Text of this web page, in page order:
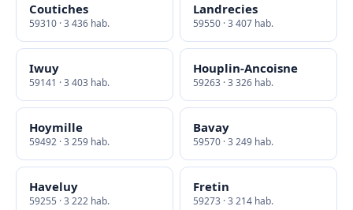
Coutiches
59310 · 3 436 hab.
Landrecies
59550 · 3 407 hab.
Iwuy
59141 · 3 403 hab.
Houplin-Ancoisne
59263 · 3 326 hab.
Hoymille
59492 · 3 259 hab.
Bavay
59570 · 3 249 hab.
Haveluy
59255 · 3 222 hab.
Fretin
59273 · 3 214 hab.